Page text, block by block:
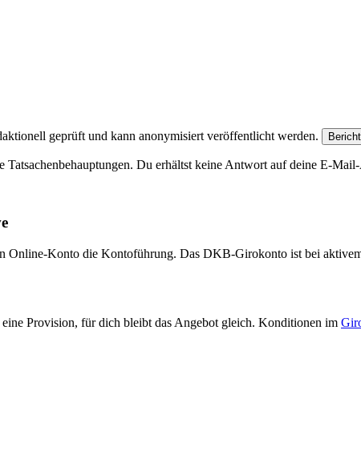
geprüft und kann anonymisiert veröffentlicht werden.
Du erhältst keine Antwort auf deine E-
Online-Konto die Kontoführung. Das DKB-Girokonto ist bei
Provision, für dich bleibt das Angebot gleich. Konditionen im